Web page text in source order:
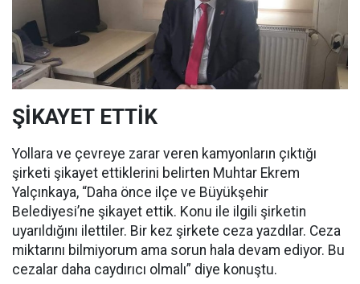
ŞİKAYET ETTİK
Yollara ve çevreye zarar veren kamyonların çıktığı
şirketi şikayet ettiklerini belirten Muhtar Ekrem
Yalçınkaya, “Daha önce ilçe ve Büyükşehir
Belediyesi’ne şikayet ettik. Konu ile ilgili şirketin
uyarıldığını ilettiler. Bir kez şirkete ceza yazdılar. Ceza
miktarını bilmiyorum ama sorun hala devam ediyor. Bu
cezalar daha caydırıcı olmalı” diye konuştu.